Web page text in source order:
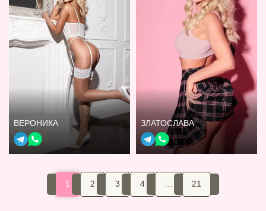
ВЕРОНИКА ЗЛАТОСЛАВА
1 2 3 4 21